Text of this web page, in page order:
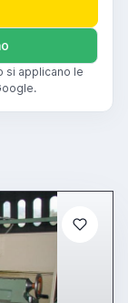
si applicano le